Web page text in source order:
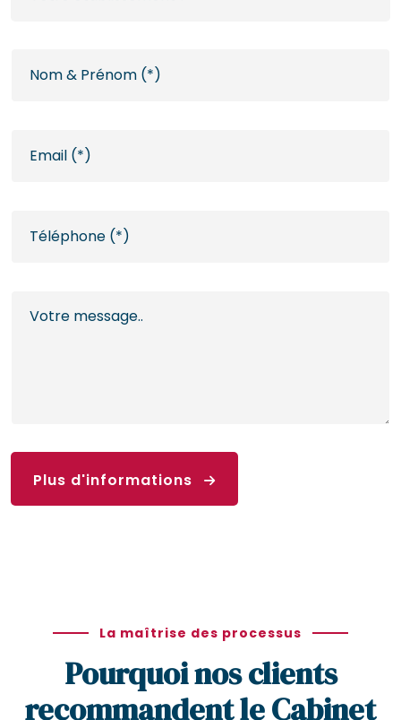
Plus d'informations
La maîtrise des processus
Pourquoi nos clients
recommandent le Cabinet